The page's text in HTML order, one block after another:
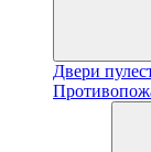
Двери